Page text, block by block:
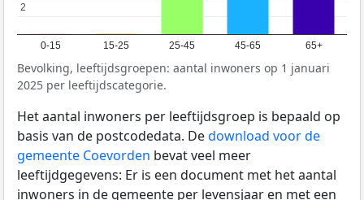
0-15 15-25 25-45 45-65 65+
2
2
Bevolking, leeftijdsgroepen: aantal inwoners op 1 januari
2025 per leeftijdscategorie.
Het aantal inwoners per leeftijdsgroep is bepaald op
basis van de postcodedata. Dedownload voor de
gemeente Coevorden bevat veel meer
leeftijdgegevens: Er is een document met het aantal
inwoners in de gemeente per levensjaar en met een